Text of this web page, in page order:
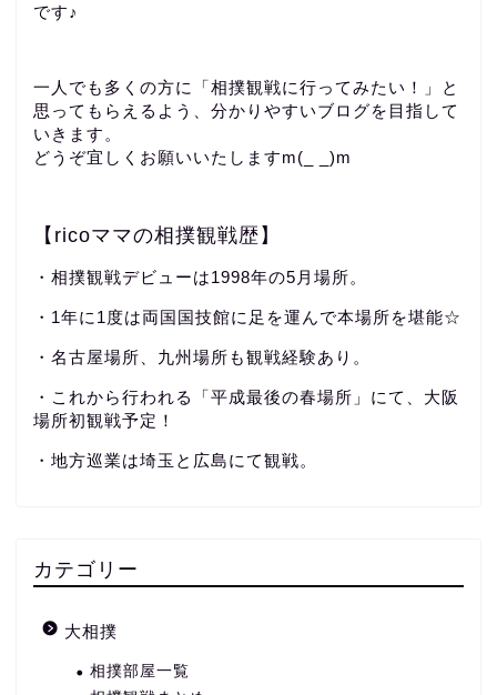
です♪
一人でも多くの方に「相撲観戦に行ってみたい！」と
思ってもらえるよう、分かりやすいブログを目指して
いきます。
どうぞ宜しくお願いいたしますm(_ _)m
【ricoママの相撲観戦歴】
・相撲観戦デビューは1998年の5月場所。
・1年に1度は両国国技館に足を運んで本場所を堪能☆
・名古屋場所、九州場所も観戦経験あり。
・これから行われる「平成最後の春場所」にて、大阪
場所初観戦予定！
・地方巡業は埼玉と広島にて観戦。
カテゴリー
大相撲
相撲部屋一覧